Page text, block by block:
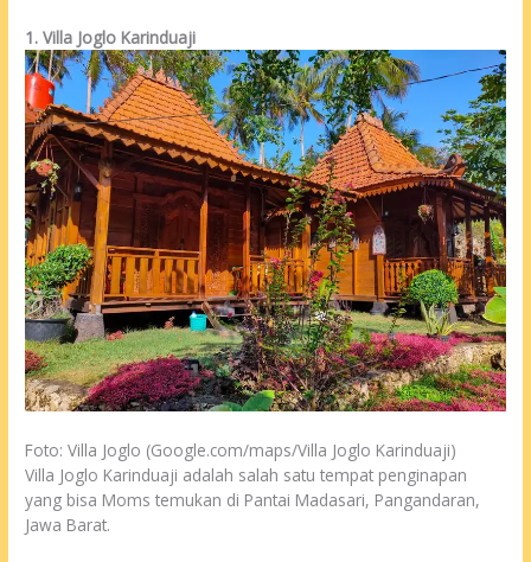
1. Villa Joglo Karinduaji
Foto: Villa Joglo (Google.com/maps/Villa Joglo Karinduaji)
Villa Joglo Karinduaji adalah salah satu tempat penginapan
yang bisa Moms temukan di Pantai Madasari, Pangandaran,
Jawa Barat.